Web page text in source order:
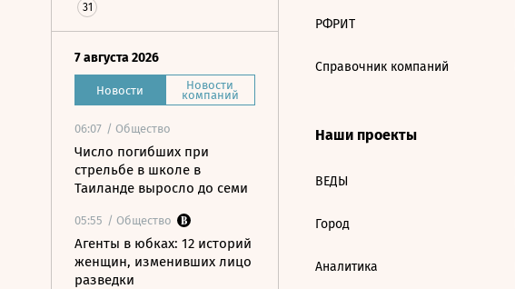
31
7 августа 2026
Новости Новости
компаний
06:07 / Общество
Число погибших при
стрельбе в школе в
Таиланде выросло до семи
05:55 / Общество
Агенты в юбках: 12 историй
женщин, изменивших лицо
разведки
РФРИТ
Справочник компаний
Наши проекты
ВЕДЫ
Город
Аналитика